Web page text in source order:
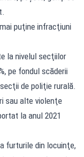
puţine infracţiuni
la nivelul secţiilor
pe fondul scăderii
de poliţie rurală.
sau alte violenţe
la anul 2021
furturile din locuinţe,